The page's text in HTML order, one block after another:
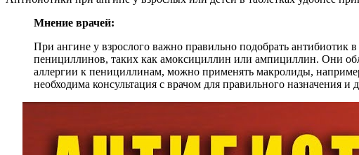
Мнение врачей:
При ангине у взрослого важно правильно подобрать
пенициллинов, таких как амоксициллин или ампициллин. Они
аллергии к пенициллинам, можно применять макролиды,
необходима консультация с врачом для правильного назначения и